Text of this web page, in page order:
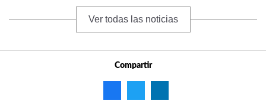
Ver todas las noticias
Compartir